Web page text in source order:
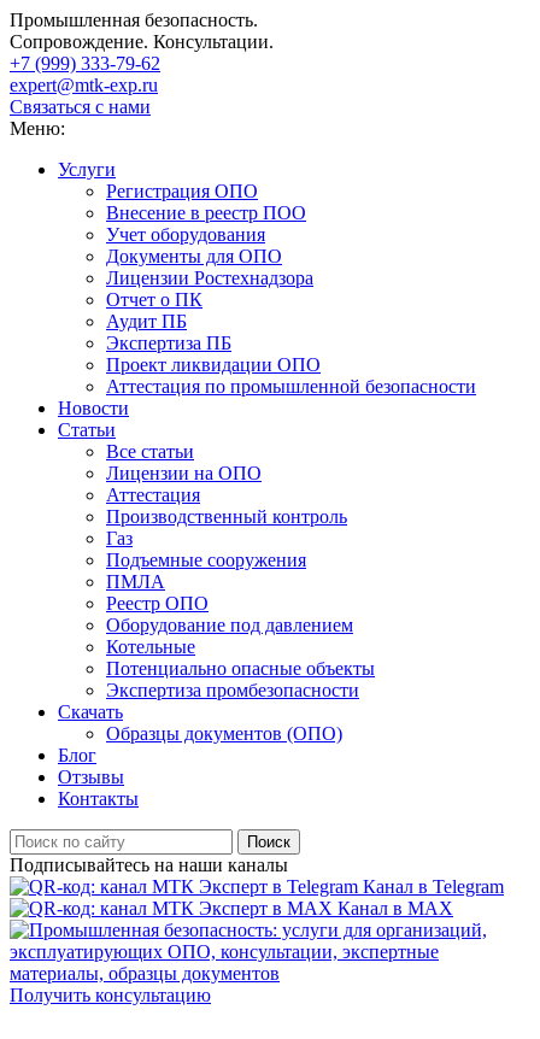
Промышленная безопасность.
Сопровождение. Консультации.
+7 (999) 333-79-62
expert@mtk-exp.ru
Связаться с нами
Меню:
Услуги
Регистрация ОПО
Внесение в реестр ПОО
Учет оборудования
Документы для ОПО
Лицензии Ростехнадзора
Отчет о ПК
Аудит ПБ
Экспертиза ПБ
Проект ликвидации ОПО
Аттестация по промышленной безопасности
Новости
Статьи
Все статьи
Лицензии на ОПО
Аттестация
Производственный контроль
Газ
Подъемные сооружения
ПМЛА
Реестр ОПО
Оборудование под давлением
Котельные
Потенциально опасные объекты
Экспертиза промбезопасности
Скачать
Образцы документов (ОПО)
Блог
Отзывы
Контакты
Поиск
Подписывайтесь на наши каналы
Канал в Telegram
Канал в MAX
Получить консультацию